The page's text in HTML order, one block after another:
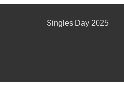
Singles Day 2025